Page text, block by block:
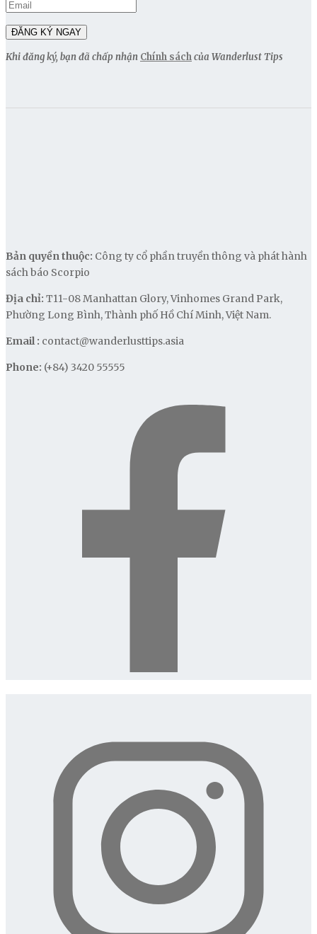
Khi đăng ký, bạn đã chấp nhận Chính sáchcủa Wanderlust Tips
Bản quyền thuộc: Công ty cổ phần truyền thông và phát hành
sách báo Scorpio
Địa chỉ: T11-08 Manhattan Glory, Vinhomes Grand Park,
Phường Long Bình, Thành phố Hồ Chí Minh, Việt Nam.
Email : contact@wanderlusttips.asia
Phone: (+84) 3420 55555